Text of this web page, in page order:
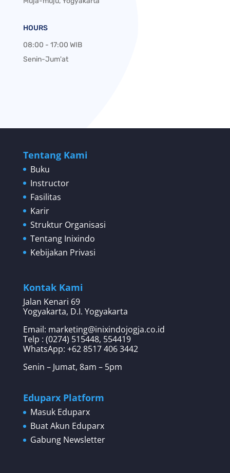
HOURS
08:00 - 17:00 WIB
Senin-Jum'at
Tentang Kami
Buku
Instructor
Fasilitas
Karir
Struktur Organisasi
Tentang Inixindo
Kebijakan Privasi
Kontak Kami
Jalan Kenari 69
Yogyakarta, D.I. Yogyakarta
Email: marketing@inixindojogja.co.id
Telp : (0274) 515448, 554419
WhatsApp: +62 8517 406 3442
Senin – Jumat, 8am – 5pm
Eduparx Platform
Masuk Eduparx
Buat Akun Eduparx
Gabung Newsletter